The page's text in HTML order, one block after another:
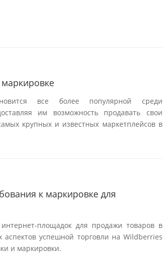
все более популярной среди
им возможность продавать свои
крупных и известных маркетплейсов в
к маркировке для
площадок для продажи товаров в
успешной торговли на Wildberries
и маркировки.